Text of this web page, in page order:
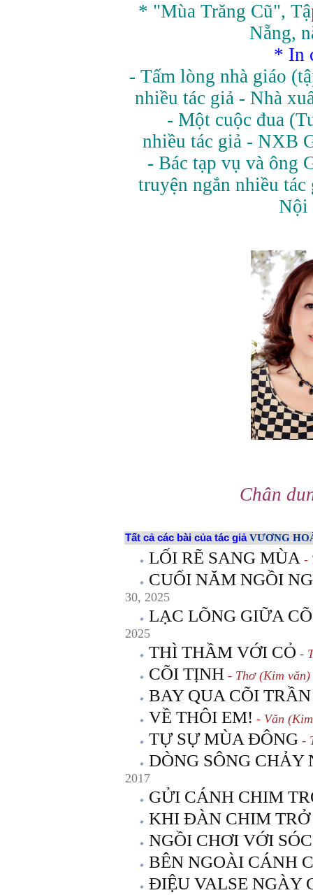
* "Mùa Trăng Cũ",
Nẵng,
* In
- Tấm lòng nhà giáo
nhiều tác giả - Nhà
- Một cuộc đua
nhiều tác giả - NXB
- Bác tạp vụ và ông
truyện ngắn nhiều
Nội
Chân
Tất cả các bài của tác giảVƯƠNG
LỐI RẼ SANG MÙA -
CUỐI NĂM NGỒI
30, 2025
LẠC LÕNG GIỮA
2025
THÌ THẦM VỚI CỎ -
CÕI TỊNH - Thơ (Kim văn)
BAY QUA CÕI TRẦN
VỀ THÔI EM! - Văn
TỰ SỰ MÙA ĐÔNG -
DÒNG SÔNG CHẢY
2017
GỬI CÁNH CHIM
KHI ĐÀN CHIM TRỞ
NGỒI CHƠI VỚI SÓC
BÊN NGOÀI CÁNH
ĐIỆU VALSE NGÀY